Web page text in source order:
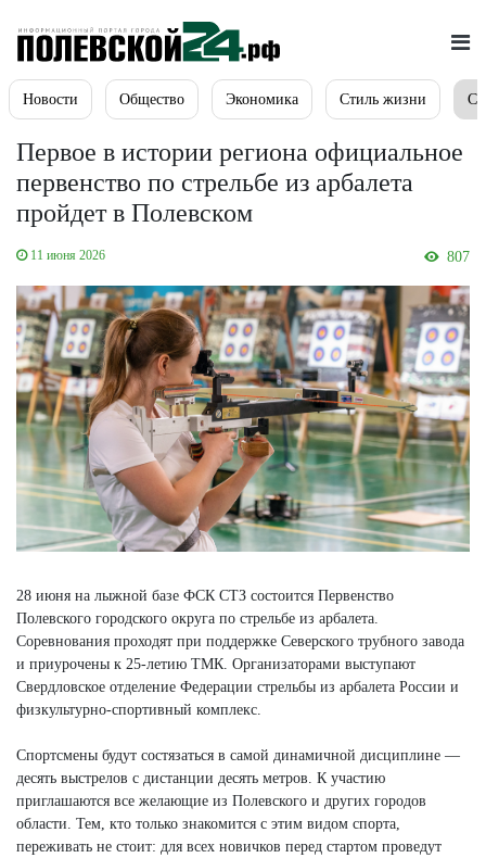
Новости Общество Экономика Стиль жизни
Первое в истории региона официальное
первенство по стрельбе из арбалета
пройдет в Полевском
11 июня 2026 807
28 июня на лыжной базе ФСК СТЗ состоится Первенство
Полевского городского округа по стрельбе из арбалета.
Соревнования проходят при поддержке Северского трубного завода
и приурочены к 25-летию ТМК. Организаторами выступают
Свердловское отделение Федерации стрельбы из арбалета России и
физкультурно-спортивный комплекс.
Спортсмены будут состязаться в самой динамичной дисциплине —
десять выстрелов с дистанции десять метров. К участию
приглашаются все желающие из Полевского и других городов
области. Тем, кто только знакомится с этим видом спорта,
переживать не стоит: для всех новичков перед стартом проведут